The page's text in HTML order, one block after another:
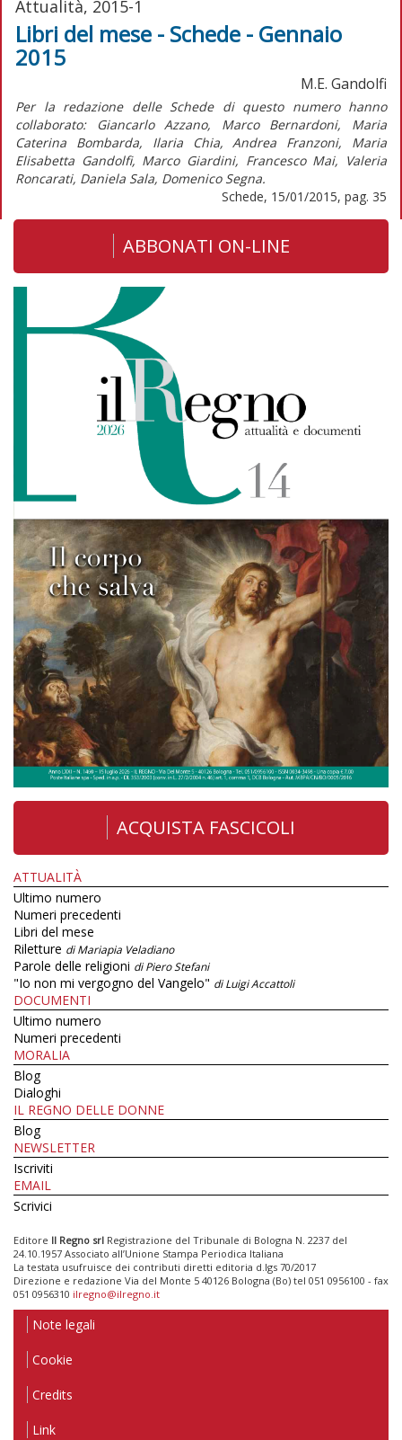
Attualità, 2015-1
Libri del mese - Schede - Gennaio
2015
M.E. Gandolfi
Per la redazione delle Schede di questo numero hanno
collaborato: Giancarlo Azzano, Marco Bernardoni, Maria
Caterina Bombarda, Ilaria Chia, Andrea Franzoni, Maria
Elisabetta Gandolfi, Marco Giardini, Francesco Mai, Valeria
Roncarati, Daniela Sala, Domenico Segna.
Schede, 15/01/2015, pag. 35
ABBONATI ON-LINE
ACQUISTA FASCICOLI
ATTUALITÀ
Ultimo numero
Numeri precedenti
Libri del mese
Riletture di Mariapia Veladiano
Parole delle religioni di Piero Stefani
"Io non mi vergogno del Vangelo" di Luigi Accattoli
DOCUMENTI
Ultimo numero
Numeri precedenti
MORALIA
Blog
Dialoghi
IL REGNO DELLE DONNE
Blog
NEWSLETTER
Iscriviti
EMAIL
Scrivici
Editore Il Regno srl Registrazione del Tribunale di Bologna N. 2237 del
24.10.1957 Associato all’Unione Stampa Periodica Italiana
La testata usufruisce dei contributi diretti editoria d.lgs 70/2017
Direzione e redazione Via del Monte 5 40126 Bologna (Bo) tel 051 0956100 - fax
051 0956310 ilregno@ilregno.it
Note legali
Cookie
Credits
Link